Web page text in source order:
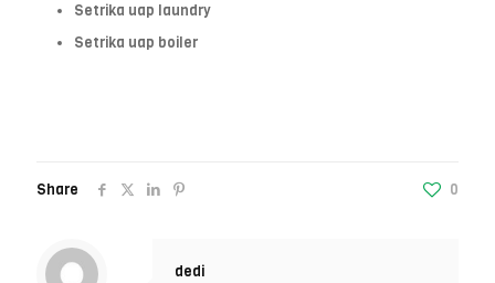
Setrika uap laundry
Setrika uap boiler
Share 0
dedi